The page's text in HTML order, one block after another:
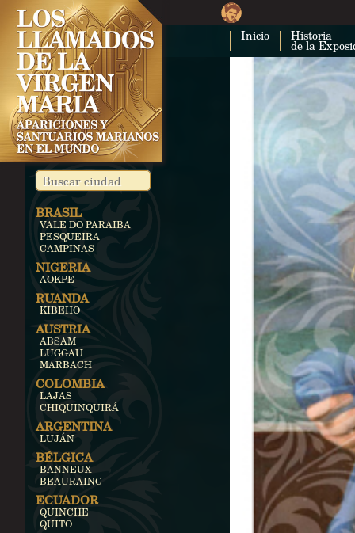
Inicio Historia
de la
BRASIL
VALE DO PARAIBA
PESQUEIRA
CAMPINAS
NIGERIA
AOKPE
RUANDA
KIBEHO
AUSTRIA
ABSAM
LUGGAU
MARBACH
COLOMBIA
LAJAS
CHIQUINQUIRÁ
ARGENTINA
LUJÁN
BÉLGICA
BANNEUX
BEAURAING
ECUADOR
QUINCHE
QUITO